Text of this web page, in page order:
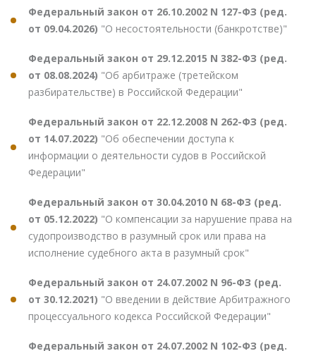
Федеральный закон от 26.10.2002 N 127-ФЗ (ред.
от 09.04.2026) "О несостоятельности (банкротстве)"
Федеральный закон от 29.12.2015 N 382-ФЗ (ред.
от 08.08.2024) "Об арбитраже (третейском
разбирательстве) в Российской Федерации"
Федеральный закон от 22.12.2008 N 262-ФЗ (ред.
от 14.07.2022) "Об обеспечении доступа к
информации о деятельности судов в Российской
Федерации"
Федеральный закон от 30.04.2010 N 68-ФЗ (ред.
от 05.12.2022) "О компенсации за нарушение права на
судопроизводство в разумный срок или права на
исполнение судебного акта в разумный срок"
Федеральный закон от 24.07.2002 N 96-ФЗ (ред.
от 30.12.2021) "О введении в действие Арбитражного
процессуального кодекса Российской Федерации"
Федеральный закон от 24.07.2002 N 102-ФЗ (ред.